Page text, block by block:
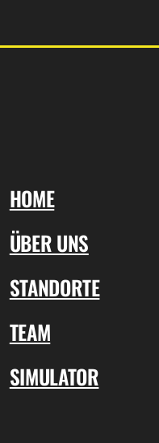
HOME
ÜBER UNS
STANDORTE
TEAM
SIMULATOR